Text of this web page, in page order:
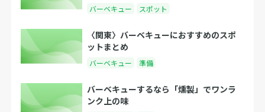
バーベキュー スポット
〈関東〉バーベキューにおすすめのスポ
ットまとめ
バーベキュー 準備
バーベキューするなら「燻製」でワンラ
ンク上の味